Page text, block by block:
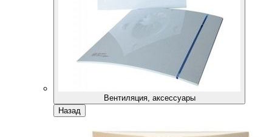
Вентиляция, аксессуары
Назад